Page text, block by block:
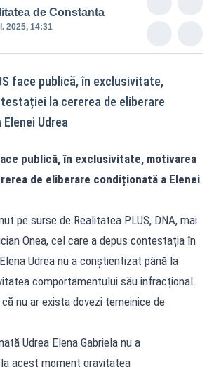
de Constanta
2025, 14:31
face publică, în exclusivitate,
la cererea de eliberare
Udrea
publică, în exclusivitate, motivarea
de eliberare condiționată a Elenei
pe surse de Realitatea PLUS, DNA, mai
Onea, cel care a depus contestația în
Udrea nu a conștientizat până la
comportamentului său infracțional.
nu ar exista dovezi temeinice de
Udrea Elena Gabriela nu a
acest moment gravitatea